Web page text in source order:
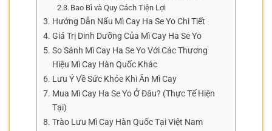
Bao Bì và Quy Cách Tiện Lợi
Hướng Dẫn Nấu Mì Cay Ha Se Yo Chi Tiết
Giá Trị Dinh Dưỡng Của Mì Cay Ha Se Yo
So Sánh Mì Cay Ha Se Yo Với Các Thương
Hiệu Mì Cay Hàn Quốc Khác
Lưu Ý Về Sức Khỏe Khi Ăn Mì Cay
Mua Mì Cay Ha Se Yo Ở Đâu? (Thực Tế Hiện
Tại)
Trào Lưu Mì Cay Hàn Quốc Tại Việt Nam